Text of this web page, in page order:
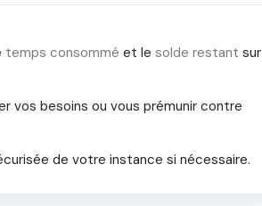
temps consommé et le solde restant sur
vos besoins ou vous prémunir contre
de votre instance si nécessaire.